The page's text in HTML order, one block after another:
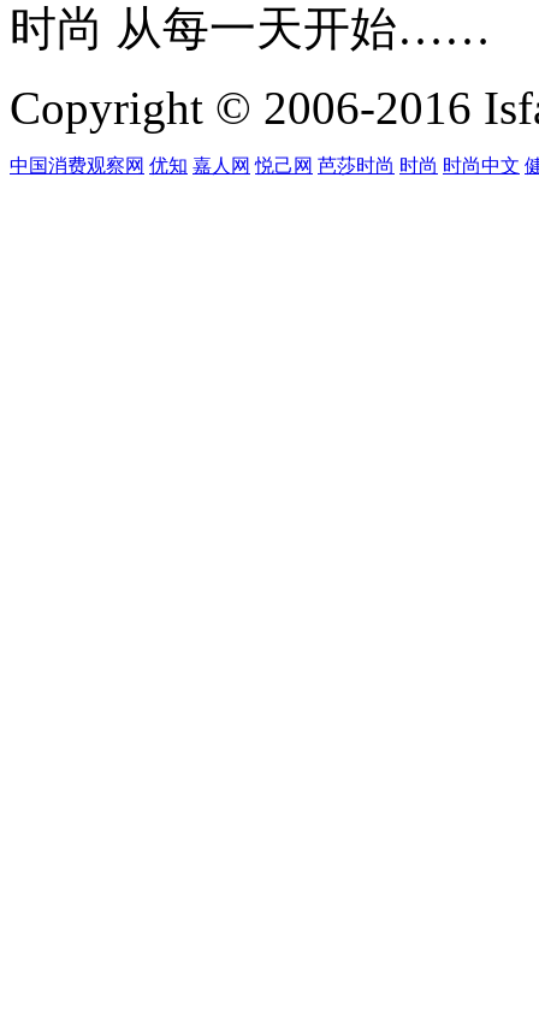
时尚 从每一天开始……
Copyright © 2006-2016
中国消费观察网 优知 嘉人网 悦己网 芭莎时尚 时尚 时尚中文